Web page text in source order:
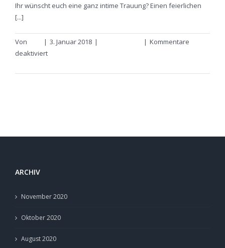
Ihr wünscht euch eine ganz intime Trauung? Einen feierlichen
[...]
Von | 3. Januar 2018 | | Kommentare
deaktiviertfür
Trauung
ARCHIV
November 2020
Oktober 2020
August 2020